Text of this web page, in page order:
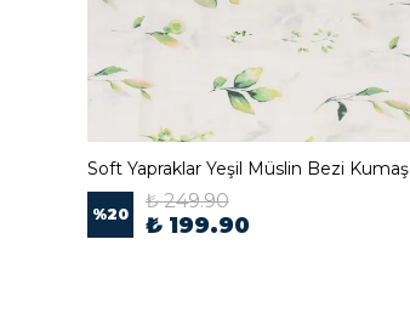
Soft Yapraklar Yeşil Müslin Bezi Kumaş
%20
₺ 249.90
₺ 199.90